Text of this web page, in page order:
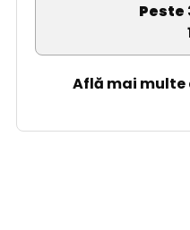
Peste
Află mai multe